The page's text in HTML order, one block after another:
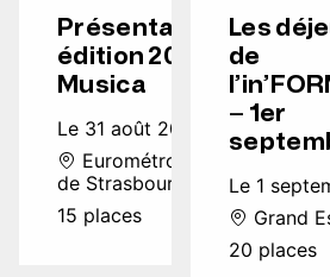
Présentation
édition 2026
Musica
Le 31 août 2026
Eurométropole
de Strasbourg
15 places
Les
de
– 1er
Le 1
Grand
20 places